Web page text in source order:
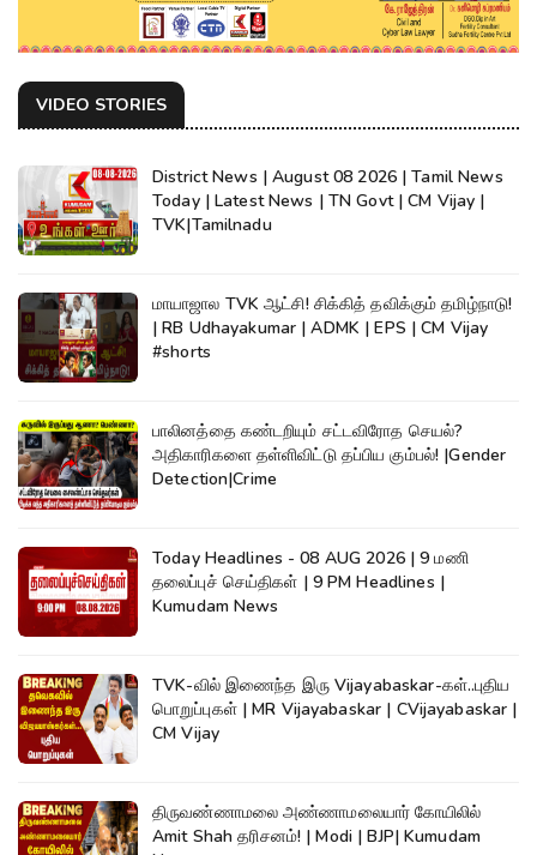
VIDEO STORIES
District News | August 08 2026 | Tamil News
Today | Latest News | TN Govt | CM Vijay |
TVK|Tamilnadu
மாயாஜால TVK ஆட்சி! சிக்கித் தவிக்கும் தமிழ்நாடு!
| RB Udhayakumar | ADMK | EPS | CM Vijay
#shorts
பாலினத்தை கண்டறியும் சட்டவிரோத செயல்?
அதிகாரிகளை தள்ளிவிட்டு தப்பிய கும்பல்! |Gender
Detection|Crime
Today Headlines - 08 AUG 2026 | 9 மணி
தலைப்புச் செய்திகள் | 9 PM Headlines |
Kumudam News
TVK-வில் இணைந்த இரு Vijayabaskar-கள்..புதிய
பொறுப்புகள் | MR Vijayabaskar | CVijayabaskar |
CM Vijay
திருவண்ணாமலை அண்ணாமலையார் கோயிலில்
Amit Shah தரிசனம்! | Modi | BJP| Kumudam